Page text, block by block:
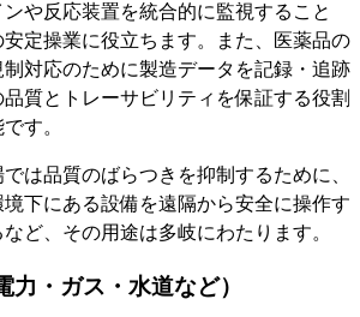
や反応装置を統合的に監視すること
定操業に役立ちます。また、医薬品の
対応のために製造データを記録・追跡
質とトレーサビリティを保証する役割
す。
は品質のばらつきを抑制するために、
下にある設備を遠隔から安全に操作す
ど、その用途は多岐にわたります。
力・ガス・水道など）